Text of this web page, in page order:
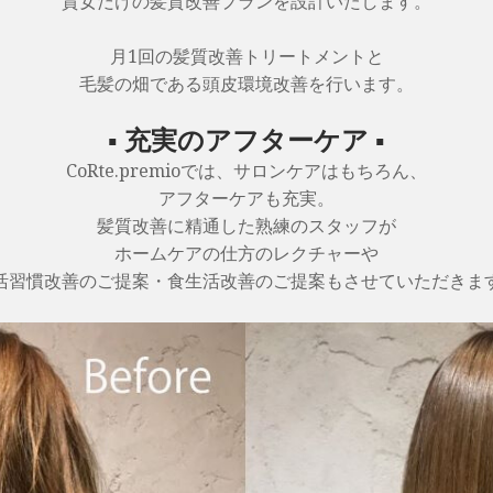
月1回の髪質改善トリートメントと
毛髪の畑である頭皮環境改善を行います。
▪ 充実のアフターケア ▪
CoRte.premioでは、サロンケアはもちろん、
アフターケアも充実。
髪質改善に精通した熟練のスタッフが
ホームケアの仕方のレクチャーや
習慣改善のご提案・食生活改善のご提案もさせていただきま